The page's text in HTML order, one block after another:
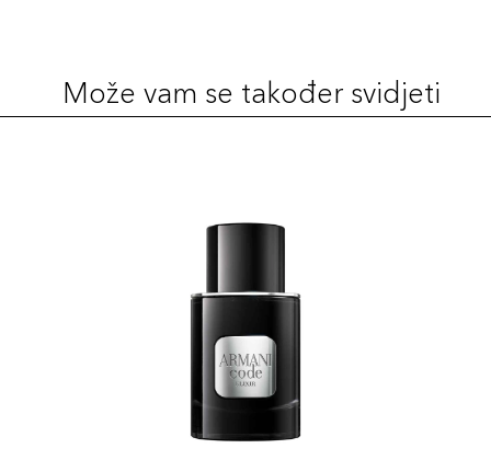
Može vam se također svidjeti